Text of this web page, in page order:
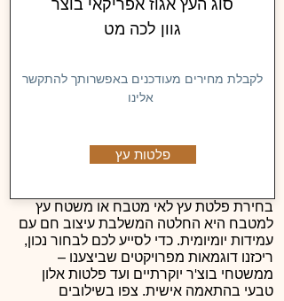
סוג העץ אגוז אפריקאי בוצר
גוון לכה מט
לקבלת מחירים מעודכנים באפשרותך להתקשר
אלינו
פלטות עץ
בחירת פלטת עץ לאי מטבח או משטח עץ
למטבח היא החלטה המשלבת עיצוב חם עם
עמידות יומיומית. כדי לסייע לכם לבחור נכון,
ריכזנו דוגמאות מפרויקטים שביצענו –
ממשטחי בוצ'ר יוקרתיים ועד פלטות אלון
טבעי בהתאמה אישית. צפו בשילובים